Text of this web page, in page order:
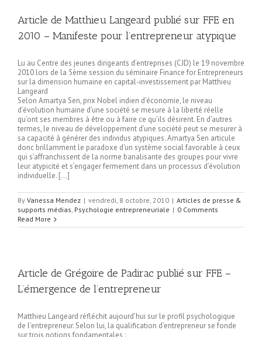
Article de Matthieu Langeard publié sur FFE en
2010 – Manifeste pour l’entrepreneur atypique
Lu au Centre des jeunes dirigeants d’entreprises (CJD) le 19 novembre
2010 lors de la 5ème session du séminaire Finance for Entrepreneurs
sur la dimension humaine en capital-investissement par Matthieu
Langeard
Selon Amartya Sen, prix Nobel indien d’économie, le niveau
d’évolution humaine d’une société se mesure à la liberté réelle
qu’ont ses membres à être ou à faire ce qu’ils désirent. En d’autres
termes, le niveau de développement d’une société peut se mesurer à
sa capacité à générer des individus atypiques. Amartya Sen articule
donc brillamment le paradoxe d’un système social favorable à ceux
qui s’affranchissent de la norme banalisante des groupes pour vivre
leur atypicité et s’engager fermement dans un processus d’évolution
individuelle. […]
By Vanessa Mendez | vendredi, 8 octobre, 2010 | Articles de presse &
supports médias Psychologie entrepreneuriale | 0 Comments
Read More
Article de Grégoire de Padirac publié sur FFE –
L’émergence de l’entrepreneur
Matthieu Langeard réfléchit aujourd’hui sur le profil psychologique
de l’entrepreneur. Selon lui, la qualification d’entrepreneur se fonde
sur trois notions fondamentales :